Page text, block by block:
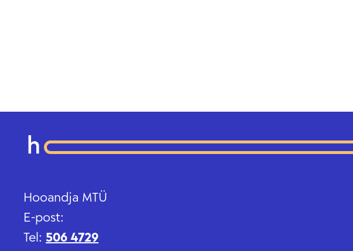
Hooandja MTÜ
E-post:
Tel: 506 4729